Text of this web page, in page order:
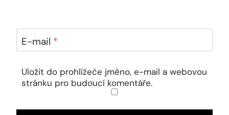
E-mail *
Uložit do prohlížeče jméno, e-mail a webovou
stránku pro budoucí komentáře.